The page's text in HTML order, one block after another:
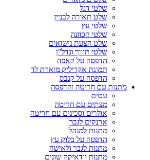
שלטי דגל
שלט תאורה לבניין
שלטי עץ
שלטי הכוונה
שלט הצעת נישואים
שלטי תיווך ונדל”ן
הדפסה על קאפה
תמונת אקריליק מוארת לד
הדפסה על קנבס
מתנות עם חריטה והדפסה
עטים
מצתים עם חריטה
אולרים וסכינים עם חריטה
ארנקים לגבר
מתנות למנהל
הדפסה על בלוק עץ
מתנות לגבר ולאישה
מתנות יודאיקה שונים